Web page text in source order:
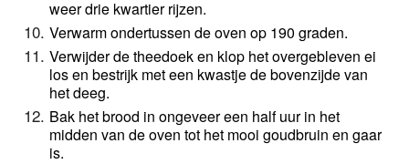
weer drie kwartier rijzen.
Verwarm ondertussen de oven op 190 graden.
Verwijder de theedoek en klop het overgebleven ei
los en bestrijk met een kwastje de bovenzijde van
het deeg.
Bak het brood in ongeveer een half uur in het
midden van de oven tot het mooi goudbruin en gaar
is.